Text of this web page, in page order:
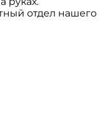
отдел нашего